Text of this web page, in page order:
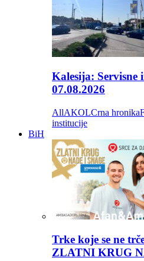
Kalesija: Servisne
07.08.2026
AllAKOLCrna hronika
institucije
BiH
Trke koje se ne
ZLATNI KRUG